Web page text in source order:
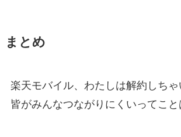
まとめ
楽天モバイル、わたしは解約しちゃ
皆がみんなつながりにくいってこと